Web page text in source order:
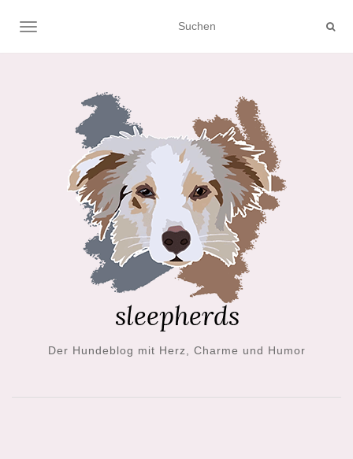
NAVIGATION UMSCHALTEN
Der Hundeblog mit Herz, Charme und Humor